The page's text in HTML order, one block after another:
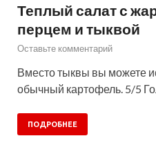
Теплый салат с
перцем и тыквой
Оставьте комментарий
Вместо тыквы вы можете
обычный картофель. 5/5
ПОДРОБНЕЕ